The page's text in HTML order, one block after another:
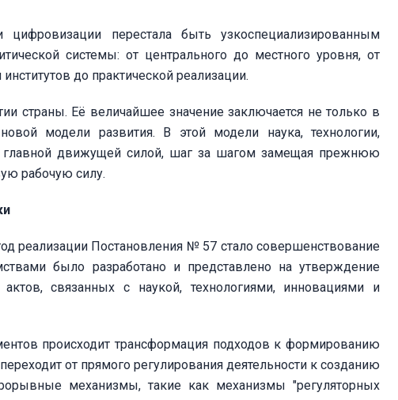
перестала быть узкоспециализированным
системы: от центрального до местного уровня, от
до практической реализации.
страны. Её величайшее значение заключается не только в
модели развития. В этой модели наука, технологии,
главной движущей силой, шаг за шагом замещая прежнюю
рабочую силу.
реализации Постановления № 57 стало совершенствование
было разработано и представлено на утверждение
связанных с наукой, технологиями, инновациями и
происходит трансформация подходов к формированию
от прямого регулирования деятельности к созданию
механизмы, такие как механизмы "регуляторных